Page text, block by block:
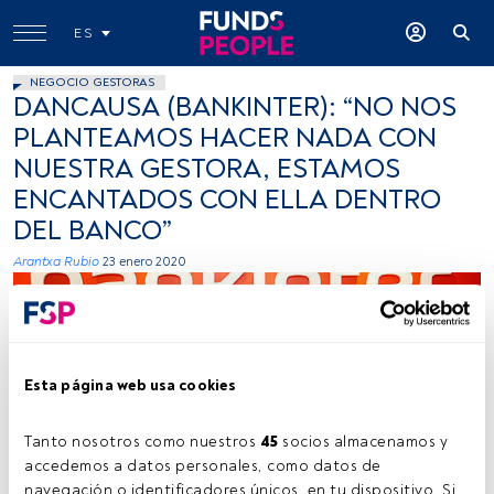
Esta página web usa cookies
Tanto nosotros como nuestros 45 socios almacenamos y
accedemos a datos personales, como datos de
navegación o identificadores únicos, en tu dispositivo. Si
ES
NEGOCIO GESTORAS
DANCAUSA (BANKINTER): “NO NOS
PLANTEAMOS HACER NADA CON
NUESTRA GESTORA, ESTAMOS
ENCANTADOS CON ELLA DENTRO
DEL BANCO”
Arantxa Rubio 23 enero 2020